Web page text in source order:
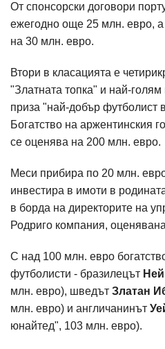
От спонсорски договори
ежегодно още 25 млн. евро,
на 30 млн. евро.
Втори в класацията е
"Златната топка" и най-
приза "най-добър футболист
Богатство на аржентинския
се оценява на 200 млн. евро.
Меси прибира по 20 млн.
инвестира в имоти в
в борда на директорите на
Родриго компания,
С над 100 млн. евро
футболисти - бразилецът
млн. евро), шведът Златан
млн. евро) и англичанинът
юнайтед", 103 млн. евро).